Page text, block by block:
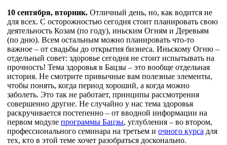
10 сентября, вторник. Отличный день, но, как водится не
для всех. С осторожностью сегодня стоит планировать свою
деятельность Козам (по году), иньским Огням и Деревьям
(по дню). Всем остальным можно планировать что-то
важное – от свадьбы до открытия бизнеса. Иньскому Огню –
отдельный совет: здоровье сегодня не стоит испытывать на
прочность! Тема здоровья в Бацзы – это вообще отдельная
история. Не смотрите привычные вам полезные элементы,
чтобы понять, когда период хороший, а когда можно
заболеть. Это так не работает, принципы рассмотрения
совершенно другие. Не случайно у нас тема здоровья
раскручивается постепенно – от вводной информации на
первом модуле программы Бацзы, углубления – во втором,
профессионального семинара на третьем и очного курса для
тех, кто в этой теме хочет разобраться досконально.